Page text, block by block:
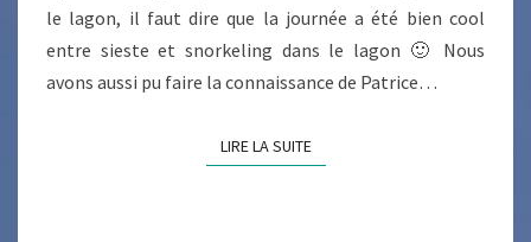
le lagon, il faut dire que la journée a été bien cool
entre sieste et snorkeling dans le lagon 🙂 Nous
avons aussi pu faire la connaissance de Patrice…
LIRE LA SUITELIRE LA SUITE